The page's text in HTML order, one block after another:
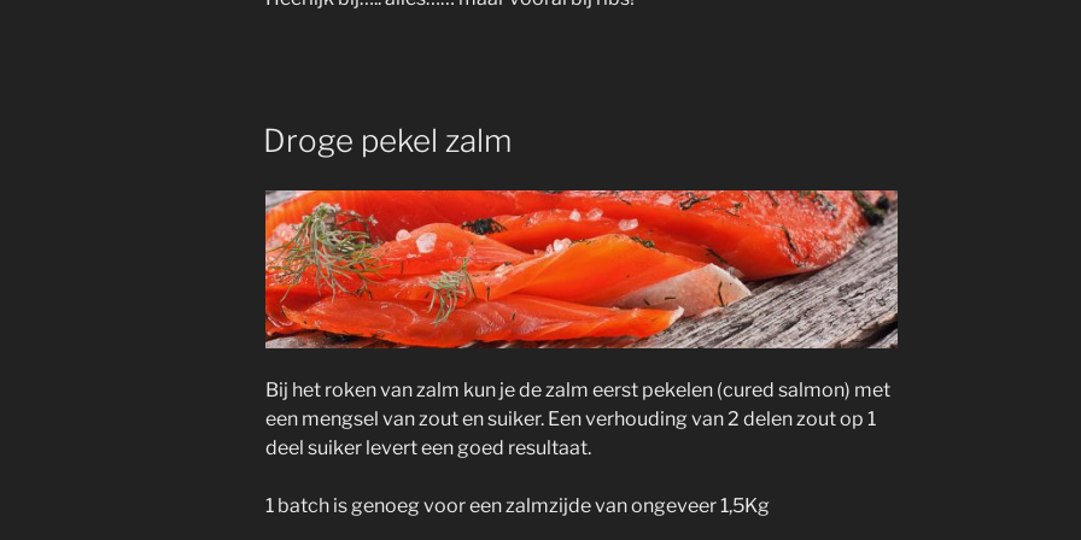
Droge pekel zalm
Bij het roken van zalm kun je de zalm eerst pekelen (cured salmon) met
een mengsel van zout en suiker. Een verhouding van 2 delen zout op 1
deel suiker levert een goed resultaat.
1 batch is genoeg voor een zalmzijde van ongeveer 1,5Kg